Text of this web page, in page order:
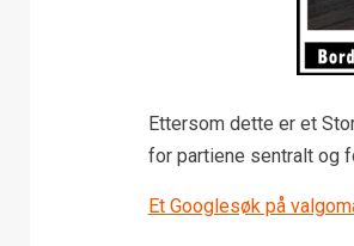
Ettersom dette er et
for partiene sentralt og
Et Googlesøk på